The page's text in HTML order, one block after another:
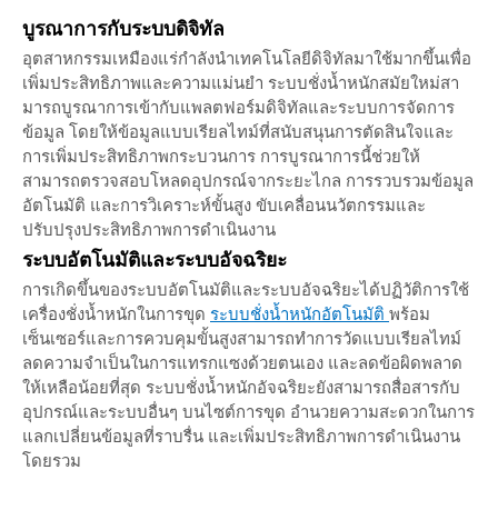
บูรณาการกับระบบดิจิทัล
อุตสาหกรรมเหมืองแร่กำลังนำเทคโนโลยีดิจิทัลมาใช้มากขึ้นเพื่อ
เพิ่มประสิทธิภาพและความแม่นยำ ระบบชั่งน้ำหนักสมัยใหม่สา
มารถบูรณาการเข้ากับแพลตฟอร์มดิจิทัลและระบบการจัดการ
ข้อมูล โดยให้ข้อมูลแบบเรียลไทม์ที่สนับสนุนการตัดสินใจและ
การเพิ่มประสิทธิภาพกระบวนการ การบูรณาการนี้ช่วยให้
สามารถตรวจสอบโหลดอุปกรณ์จากระยะไกล การรวบรวมข้อมูล
อัตโนมัติ และการวิเคราะห์ขั้นสูง ขับเคลื่อนนวัตกรรมและ
ปรับปรุงประสิทธิภาพการดำเนินงาน
ระบบอัตโนมัติและระบบอัจฉริยะ
การเกิดขึ้นของระบบอัตโนมัติและระบบอัจฉริยะได้ปฏิวัติการใช้
เครื่องชั่งน้ำหนักในการขุด ระบบชั่งน้ำหนักอัตโนมัติ พร้อม
เซ็นเซอร์และการควบคุมขั้นสูงสามารถทำการวัดแบบเรียลไทม์
ลดความจำเป็นในการแทรกแซงด้วยตนเอง และลดข้อผิดพลาด
ให้เหลือน้อยที่สุด ระบบชั่งน้ำหนักอัจฉริยะยังสามารถสื่อสารกับ
อุปกรณ์และระบบอื่นๆ บนไซต์การขุด อำนวยความสะดวกในการ
แลกเปลี่ยนข้อมูลที่ราบรื่น และเพิ่มประสิทธิภาพการดำเนินงาน
โดยรวม